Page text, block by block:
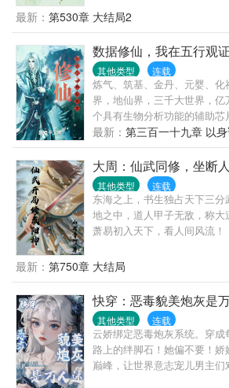
只有这么一点了，谁都别想发
雷，本文无cp,女主一切以自
有仇必报。有空间的秘密谁都
喜欢不要伤害，我们好聚好散
个心吧!
最新： 第530章 大结局2
数据修仙，我在五行观
其他类型 连载
炼气、筑基、金丹、元婴、
界，地仙界，三千大世界，
个具有生物分析功能的辅助
五行观普通弟子开始修行，修
术，炼丹药，养灵兽，为了
下学习的脚步。看主角如何一
仙界，成为那长生不死的存在。
最新： 第三百一十九章 以
大周：仙武同修，坐断
其他类型 连载
东海之上，书生独占天下三
地之中，道人甲子无敌，称
萧易初入天下，看人间风流！
最新： 第750章 大结局
快穿：恶毒貌美炮灰是
其他类型 连载
云娇绑定恶毒炮灰系统。穿
路上的绊脚石！她偏不要！
巅峰，让世界意志宠儿男主